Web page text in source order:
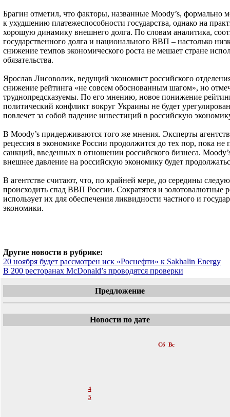
Брагин отметил, что факторы, названные Moody’s, формально
к ухудшению платежеспособности государства, однако на
хорошую динамику внешнего долга. По словам аналитика,
государственного долга и национального ВВП – настолько
снижение темпов экономического роста не мешает стране
обязательства.
Ярослав Лисоволик, ведущий экономист российского
снижение рейтинга «не совсем обоснованным шагом», но
труднопредсказуемы. По его мнению, новое понижение
политический конфликт вокруг Украины не будет
повлечет за собой падение инвестиций в российскую
В Moody’s придерживаются того же мнения. Эксперты
рецессия в экономике России продолжится до тех пор, пока не
санкций, введенных в отношении российского бизнеса.
внешнее давление на российскую экономику будет
В агентстве считают, что, по крайней мере, до середины
происходить спад ВВП России. Сократятся и золотовалютные
использует их для обеспечения ликвидности частного и
экономики.
Другие новости в рубрике:
20 ноября будет рассмотрен иск «Роснефти» к Sakhalin Energy
В 200 ресторанах McDonald’s проводятся проверки
Предложение
Новости по дате
Сб Вс
4
5